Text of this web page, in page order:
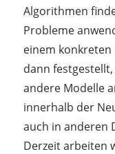
Algorithmen
Probleme
einem
dann
andere Modelle
innerhalb der
auch in anderen
Derzeit arbeiten